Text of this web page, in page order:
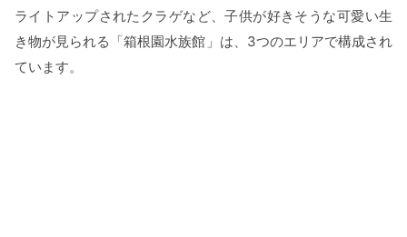
ライトアップされたクラゲなど、子供が好きそうな可愛い生
き物が見られる「箱根園水族館」は、3つのエリアで構成され
ています。